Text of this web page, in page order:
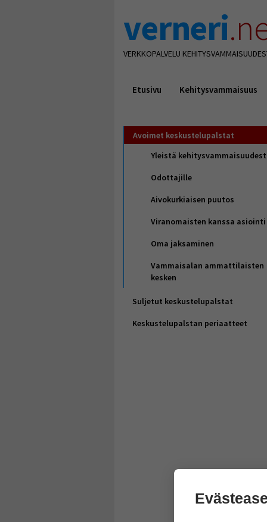
verneri
VERKKOPALVELU
Etusivu Kehitysvammaisuus
Avoimet keskustelupalstat
Yleistä
Odottajille
Aivokurkiaisen puutos
Viranomaisten kanssa asiointi
Oma jaksaminen
Vammaisalan ammattilaisten
kesken
Suljetut keskustelupalstat
Keskustelupalstan periaatteet